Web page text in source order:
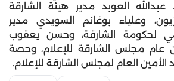
عبدالله العوبد مدير هيئة الشارقة
وعلياء بوغانم السويدي مدير
لحكومة الشارقة، وحسن يعقوب
عام مجلس الشارقة للإعلام، وحصة
العام لمجلس الشارقة للإعلام.